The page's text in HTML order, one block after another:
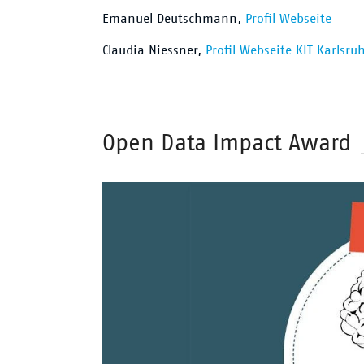
Emanuel Deutschmann, Profil Webseite
Claudia Niessner, Profil Webseite KIT
Überschrift
Open Data Impact Award